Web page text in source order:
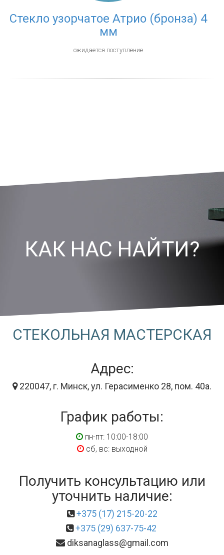
Стекло узорчатое Атрио (бронза) 4
мм
ожидается поступление
КАК НАС НАЙТИ?
СТЕКОЛЬНАЯ МАСТЕРСКАЯ
Адрес:
220047, г. Минск, ул. Герасименко 28, пом. 40а.
График работы:
пн-пт: 10:00-18:00
сб, вс: выходной
Получить консультацию или
уточнить наличие:
+375 (17) 215-20-22
+375 (29) 637-75-42
diksanaglass@gmail.com